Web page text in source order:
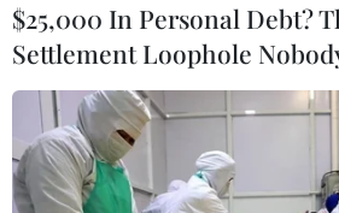
TIN LIÊN QUAN
$25,000 In Personal Debt?
Settlement Loophole